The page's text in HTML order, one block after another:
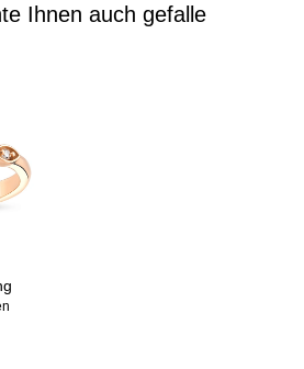
Ihnen auch gefalle